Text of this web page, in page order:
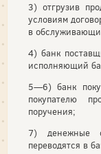
3) отгрузив
условиям
в
4) банк
исполняющий
5—6) банк
покупателю
поручения;
7) денежные
переводятся в